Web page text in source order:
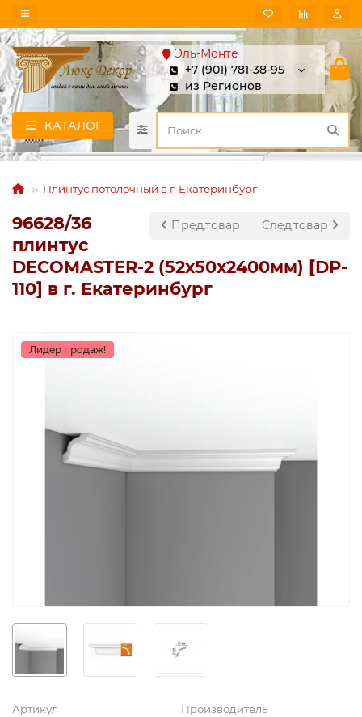
Эль-Монте
+7 (901) 781-38-95
из Регионов
КАТАЛОГ
Плинтус потолочный в г. Екатеринбург
Пред.товар След.товар
96628/36
плинтус
DECOMASTER-2 (52х50х2400мм) [DP-
110] в г. Екатеринбург
Лидер продаж!
Артикул Производитель